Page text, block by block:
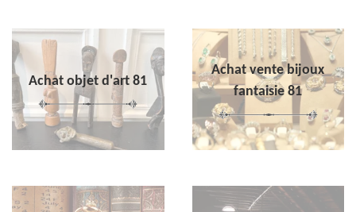
Achat objet d'art 81
Achat vente bijoux
fantaisie 81